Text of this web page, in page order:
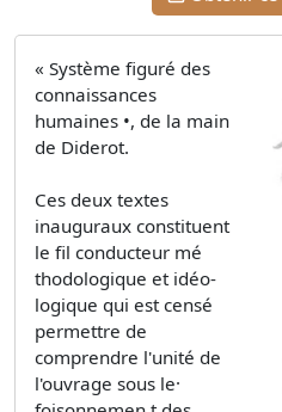
« Système figuré des
connaissances
humaines •, de la main
de Diderot.
Ces deux textes
inauguraux constituent
le fil conducteur mé
thodologique et idéo­
logique qui est censé
permettre de
comprendre l'unité de
l'ouvrage sous le·